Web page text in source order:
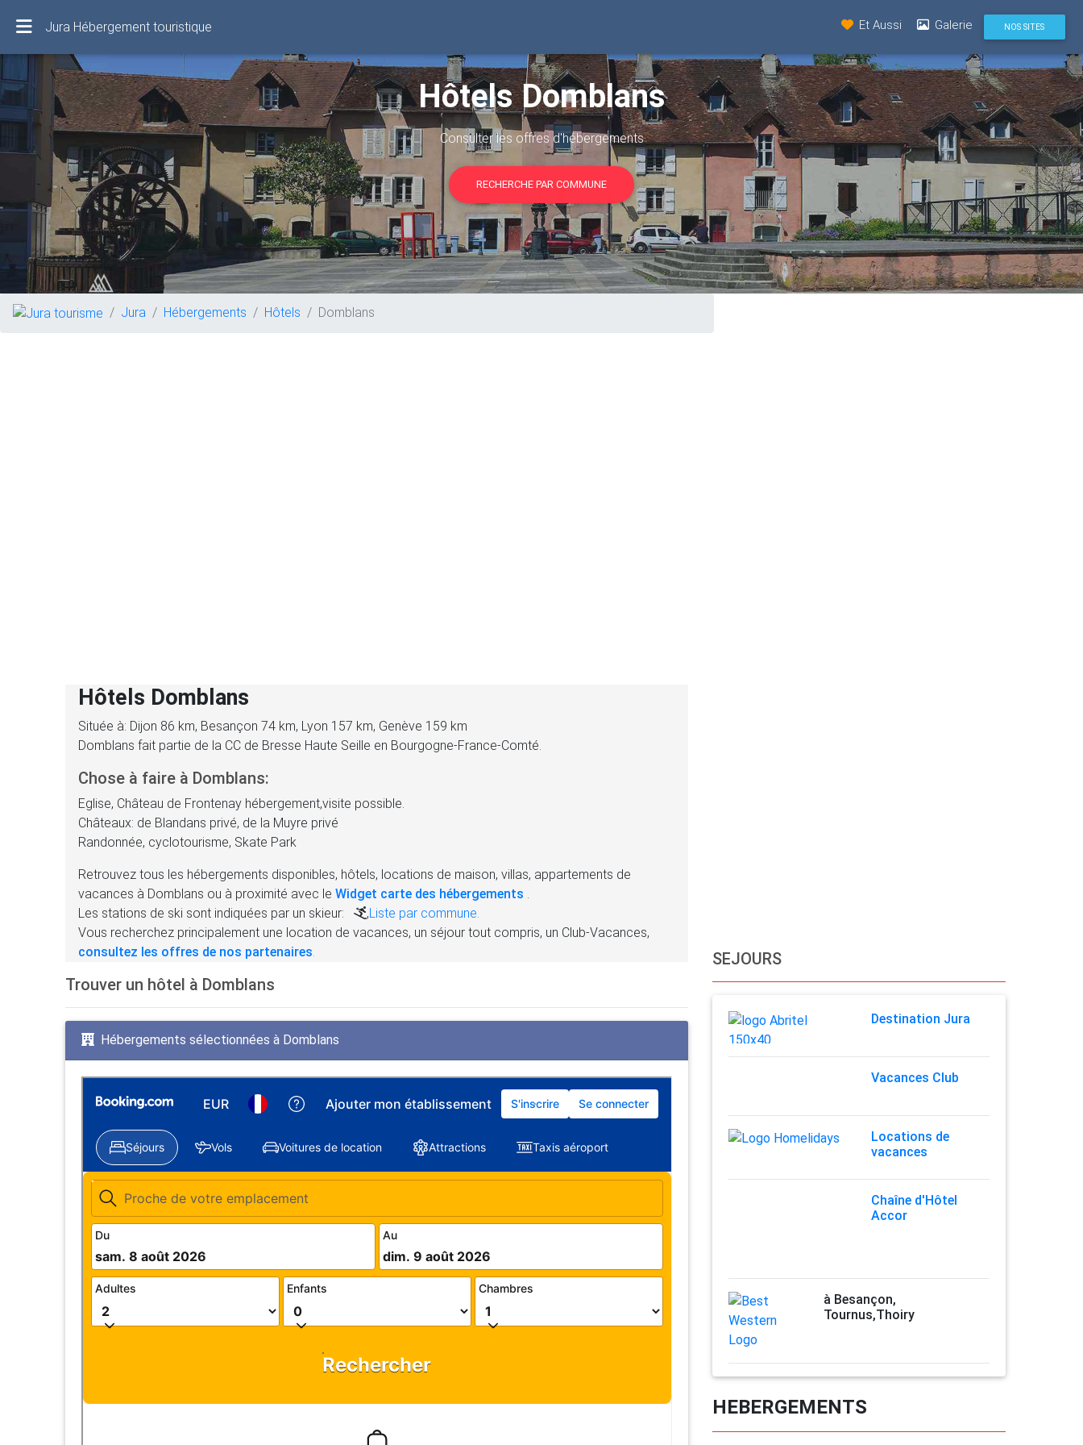
Jura Hébergement touristique Et Aussi Galerie NOS SITES
Hôtels Domblans
Consulter les offres d'hébergements
RECHERCHE PAR COMMUNE
Jura Hébergements Hôtels Domblans
Hôtels Domblans
Située à: Dijon 86 km, Besançon 74 km, Lyon 157 km, Genève 159 km
Domblans fait partie de la CC de Bresse Haute Seille en Bourgogne-France-Comté.
Chose à faire à Domblans:
Eglise, Château de Frontenay hébergement,visite possible.
Châteaux: de Blandans privé, de la Muyre privé
Randonnée, cyclotourisme, Skate Park
Retrouvez tous les hébergements disponibles, hôtels, locations de maison, villas, appartements de
vacances à Domblans ou à proximité avec le Widget carte des hébergements
Les stations de ski sont indiquées par un skieur:
,Liste par commune.
Vous recherchez principalement une location de vacances, un séjour tout compris, un Club-Vacances,
consultez les offres de nos partenaires
Trouver un hôtel à Domblans
Hébergements sélectionnées à Domblans
SEJOURS
Destination Jura
Vacances Club
Locations de
vacances
Chaîne d'Hôtel
Accor
à Besançon,
Tournus,Thoiry
HEBERGEMENTS